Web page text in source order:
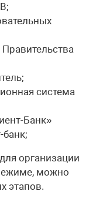
система
Банк»
организации
можно
этапов.